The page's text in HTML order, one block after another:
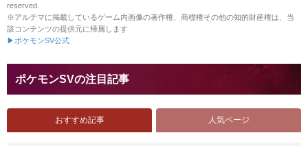
reserved.
※アルテマに掲載しているゲーム内画像の著作権、商標権その他の知的財産権は、当
該コンテンツの提供元に帰属します
▶ポケモンSV公式
ポケモンSVの注目記事
おすすめ記事 人気ページ